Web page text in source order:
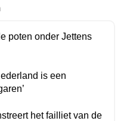
poten onder Jettens
is een
het failliet van de